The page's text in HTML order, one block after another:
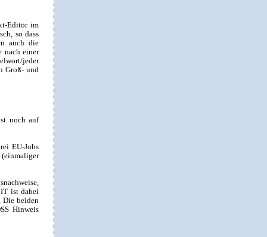
Editor im
so dass
auch die
nach einer
jeder
Groß- und
noch auf
EU-Jobs
(einmaliger
ist dabei
Die beiden
Hinweis